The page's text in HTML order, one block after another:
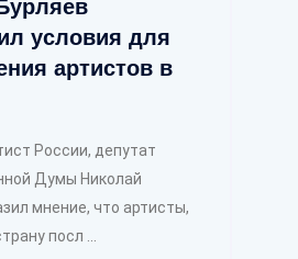
условия для
артистов в
России, депутат
Думы Николай
мнение, что артисты,
посл ...